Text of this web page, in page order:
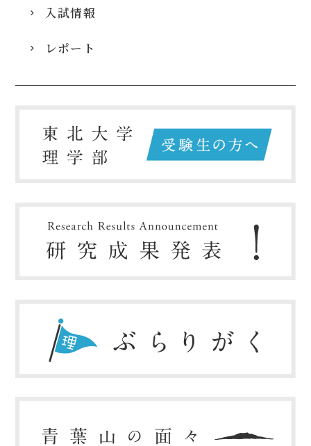
入試情報
レポート